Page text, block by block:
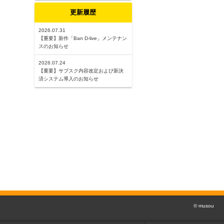
更新履歴
2026.07.31
【重要】新作「Ban D-live」メンテナン
スのお知らせ
2026.07.24
【重要】サブスク内容改定および新決
済システム導入のお知らせ
© musou